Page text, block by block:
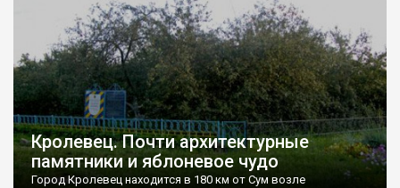
Кролевец. Почти архитектурные
памятники и яблоневое чудо
Город Кролевец находится в 180 км от Сум возле